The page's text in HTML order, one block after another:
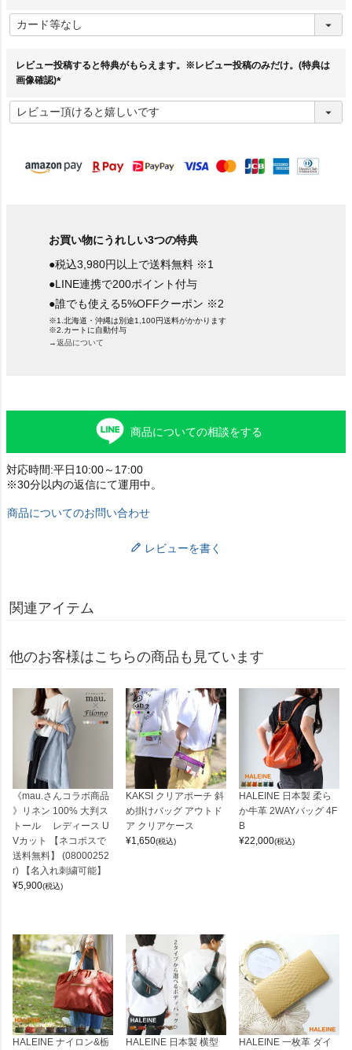
必
須
レビュー投稿すると特典がもらえます。※レビュー投稿のみだけ。(特典は
画像確認)
必
須
お買い物にうれしい3つの特典
●税込3,980円以上で送料無料 ※1
●LINE連携で200ポイント付与
●誰でも使える5%OFFクーポン ※2
※1.北海道・沖縄は別途1,100円送料がかかります
※2.カートに自動付与
→返品について
商品についての相談をする
対応時間:平日10:00～17:00
※30分以内の返信にて運用中。
商品についてのお問い合わせ
レビューを書く
関連アイテム
他のお客様はこちらの商品も見ています
《mau.さんコラボ商品
》リネン 100% 大判ス
トール レディース U
Vカット 【ネコポスで
送料無料】 (08000252
r) 【名入れ刺繍可能】
¥5,900(税込)
KAKSI クリアポーチ 斜
め掛けバッグ アウトド
ア クリアケース
¥1,650(税込)
HALEINE 日本製 柔ら
か牛革 2WAYバッグ 4F
B
¥22,000(税込)
HALEINE ナイロン&栃 HALEINE 日本製 横型 HALEINE 一枚革 ダイ